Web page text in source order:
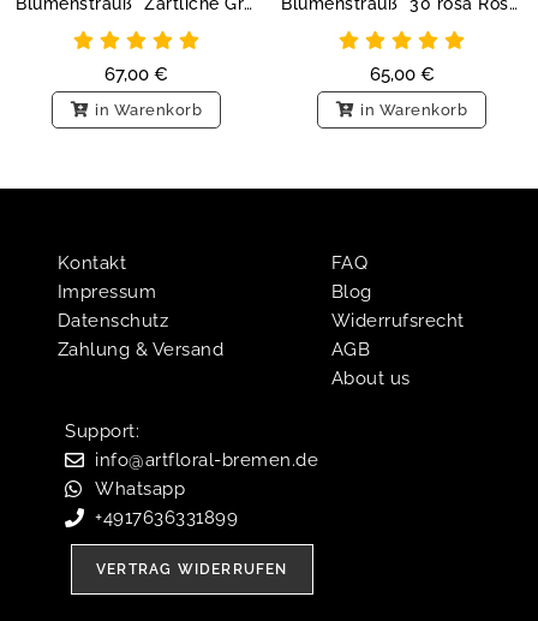
Blumenstrauß "Zärtliche Grüße"
67,00 €
in Warenkorb
Blumenstrauß "30 rosa Rosen"
65,00 €
in Warenkorb
Kontakt
Impressum
Datenschutz
Zahlung & Versand
FAQ
Blog
Widerrufsrecht
AGB
About us
Support:​
info@artfloral-bremen.de
Whatsapp
+4917636331899
VERTRAG WIDERRUFEN